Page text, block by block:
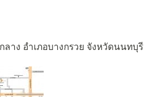
าง อำเภอบางกรวย จังหวัดนนทบุรี